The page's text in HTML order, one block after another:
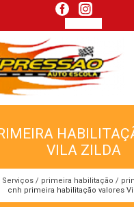
VILA ZILDA
Serviços primeira habilitação
cnh primeira habilitação valores